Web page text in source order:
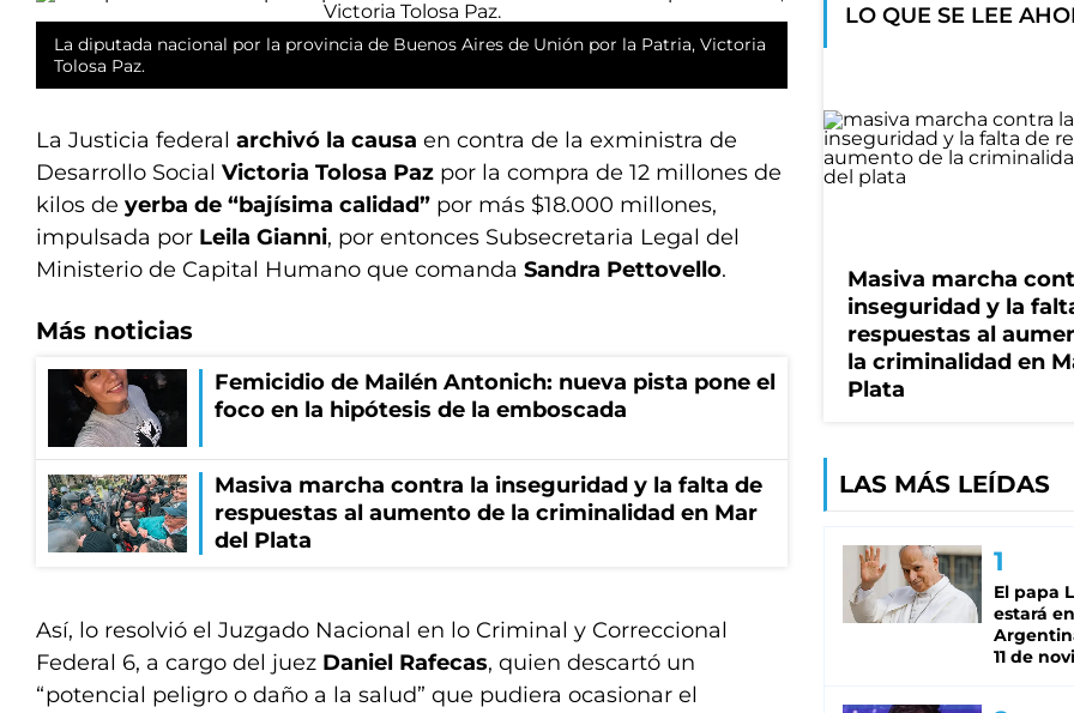
La diputada nacional por la provincia de Buenos Aires de Unión por la Patria, Victoria
Tolosa Paz.
La Justicia federal archivó la causa en contra de la exministra de
Desarrollo Social Victoria Tolosa Paz por la compra de 12 millones de
kilos de yerba de “bajísima calidad” por más $18.000 millones,
impulsada por Leila Gianni, por entonces Subsecretaria Legal del
Ministerio de Capital Humano que comanda Sandra Pettovello.
Más noticias
Femicidio de Mailén Antonich: nueva pista pone el
foco en la hipótesis de la emboscada
Masiva marcha contra la inseguridad y la falta de
respuestas al aumento de la criminalidad en Mar
del Plata
Así, lo resolvió el Juzgado Nacional en lo Criminal y Correccional
Federal 6, a cargo del juez Daniel Rafecas, quien descartó un
“potencial peligro o daño a la salud” que pudiera ocasionar el
LO QUE SE LEE
Masiva marcha
inseguridad y la
respuestas al
la criminalidad en
Plata
LAS MÁS LEÍDAS
El papa
estará
11 de